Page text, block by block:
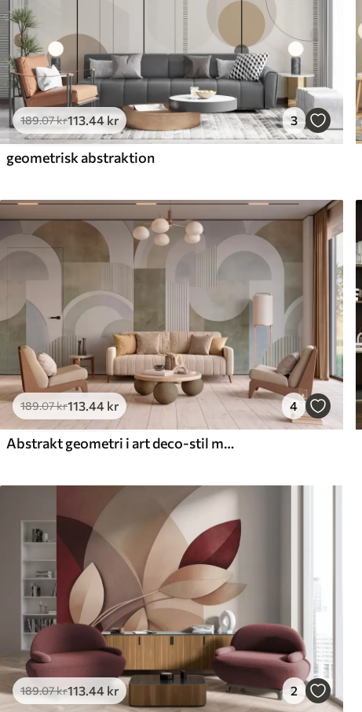
189.07kr113.44 kr 3
geometrisk abstraktion
189.07kr113 .44 kr 4
Abstrakt geometri i art deco-stil med retro-effekt
189.07kr113.44 kr 2